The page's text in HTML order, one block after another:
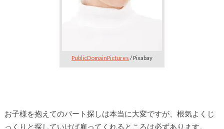
PublicDomainPictures / Pixabay
お子様を抱えてのパート探しは本当に大変ですが、根気よくじ
っくりと探していけば雇ってくれるところは必ずあります。